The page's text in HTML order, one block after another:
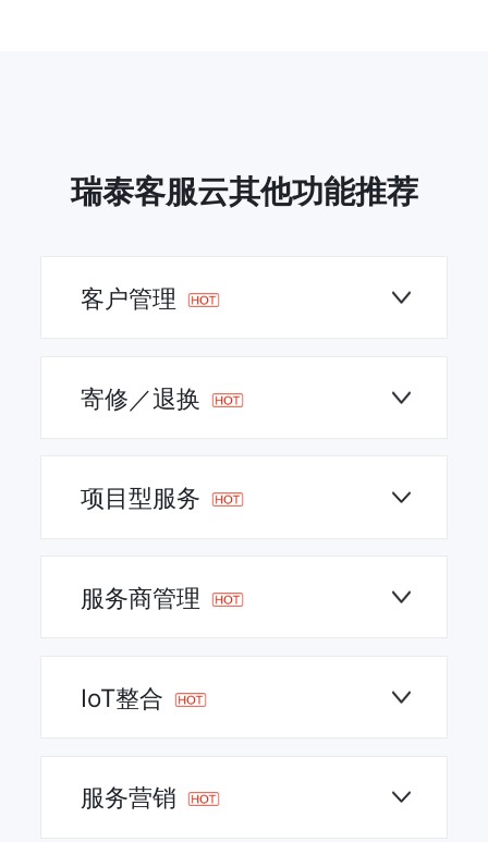
瑞泰客服云其他功能推荐
客户管理
寄修／退换
项目型服务
服务商管理
IoT整合
服务营销